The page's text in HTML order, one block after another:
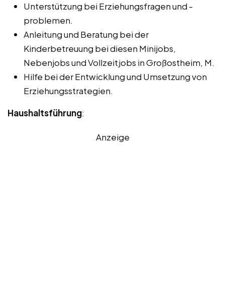
Unterstützung bei Erziehungsfragen und -
problemen.
Anleitung und Beratung bei der
Kinderbetreuung bei diesen Minijobs,
Nebenjobs und Vollzeitjobs in Großostheim, M.
Hilfe bei der Entwicklung und Umsetzung von
Erziehungsstrategien.
Haushaltsführung:
Anzeige